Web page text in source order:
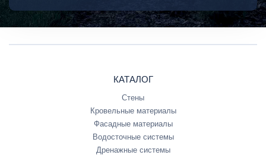
КАТАЛОГ
Стены
Кровельные материалы
Фасадные материалы
Водосточные системы
Дренажные системы